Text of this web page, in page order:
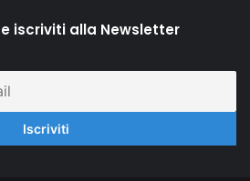
iscriviti alla Newsletter